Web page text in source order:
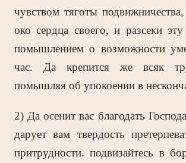
чувством тяготы
око сердца своего, и разсеки эту
помышлением о возможности
час. Да крепится же всяк
помышляя об упокоении в
2) Да осенит вас благодать
дарует вам твердость
притрудности. подвизайтесь в